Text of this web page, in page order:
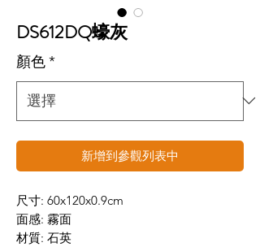
DS612DQ蠔灰
顏色*
新增到參觀列表中
尺寸: 60x120x0.9cm
面感: 霧面
材質: 石英